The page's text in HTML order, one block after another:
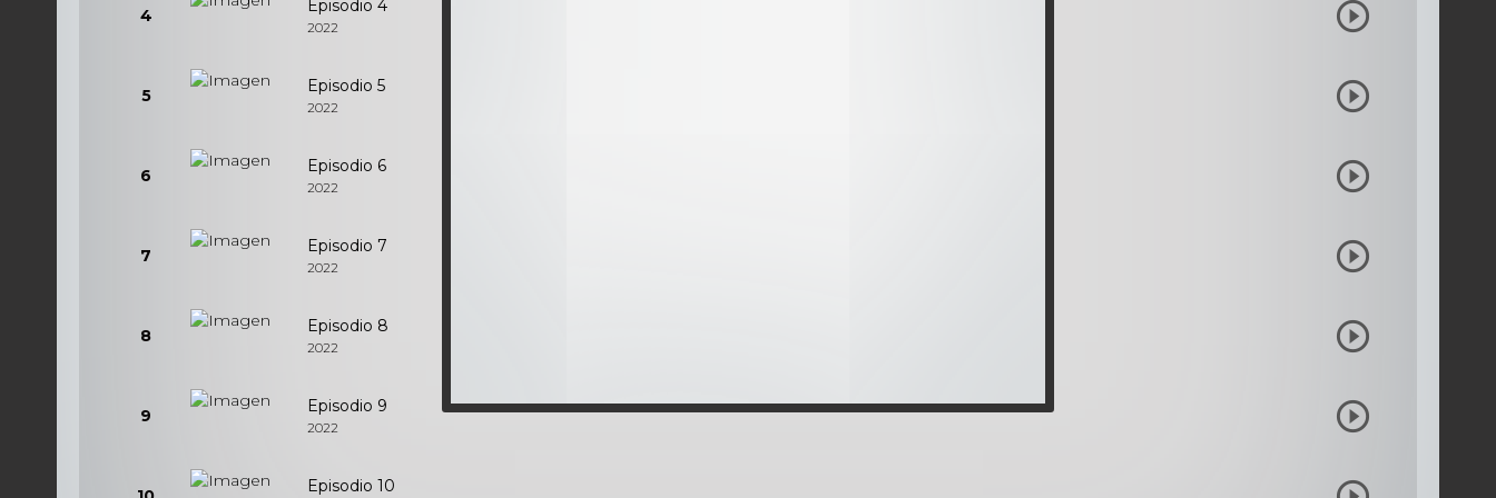
4 Episodio 4
2022
5 Episodio 5
2022
6 Episodio 6
2022
7 Episodio 7
2022
8 Episodio 8
2022
9 Episodio 9
2022
Episodio 10